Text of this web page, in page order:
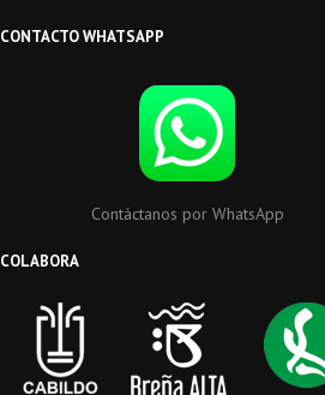
CONTACTO WHATSAPP
Contáctanos por WhatsApp
COLABORA